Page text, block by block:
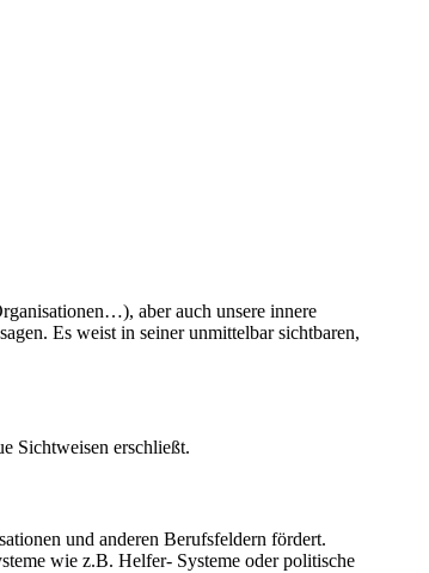
aber auch unsere innere
Es weist in seiner unmittelbar sichtbaren,
Sichtweisen erschließt.
und anderen Berufsfeldern fördert.
wie z.B. Helfer- Systeme oder politische